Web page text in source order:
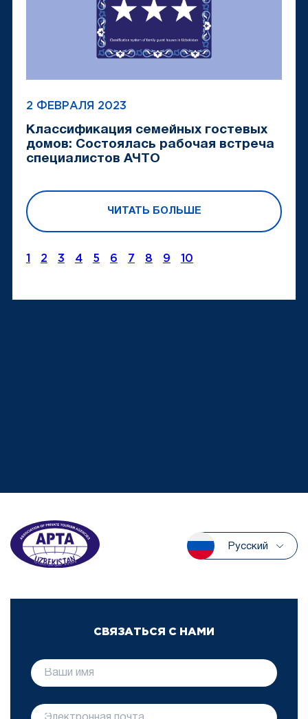
2 ФЕВРАЛЯ 2023
Классификация семейных гостевых
домов: Состоялась рабочая встреча
специалистов АЧТО
ЧИТАТЬ БОЛЬШЕ
1 2 3 4 5 6 7 8 9 10
Русский
СВЯЗАТЬСЯ С НАМИ